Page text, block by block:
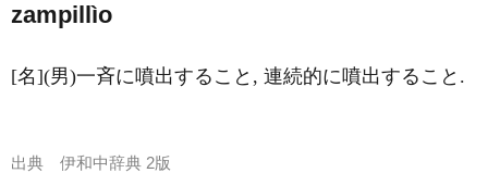
zampillìo
[名](男)一斉に噴出すること, 連続的に噴出すること.
出典 伊和中辞典 2版